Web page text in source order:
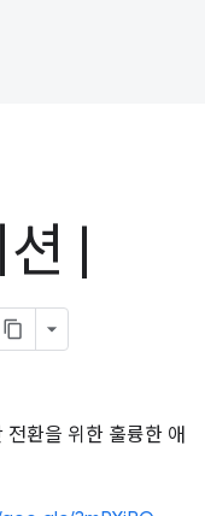
환을 위한 훌륭한 애